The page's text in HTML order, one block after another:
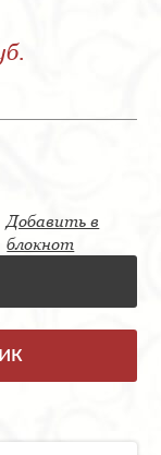
Добавить в
блокнот